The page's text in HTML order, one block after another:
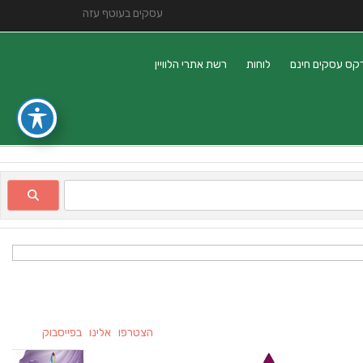
עסקים בעוטף עזה
עסקים חינם לוחות רשת אתרי הלוויין
הצטרפו אלינו בפייסבוק